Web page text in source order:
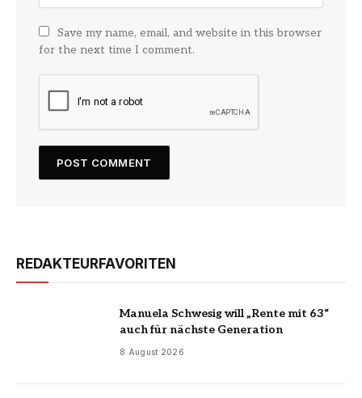
Save my name, email, and website in this browser
for the next time I comment.
REDAKTEURFAVORITEN
Manuela Schwesig will „Rente mit 63“
auch für nächste Generation
8 August 2026